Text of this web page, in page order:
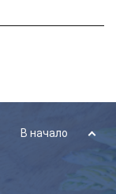
В начало